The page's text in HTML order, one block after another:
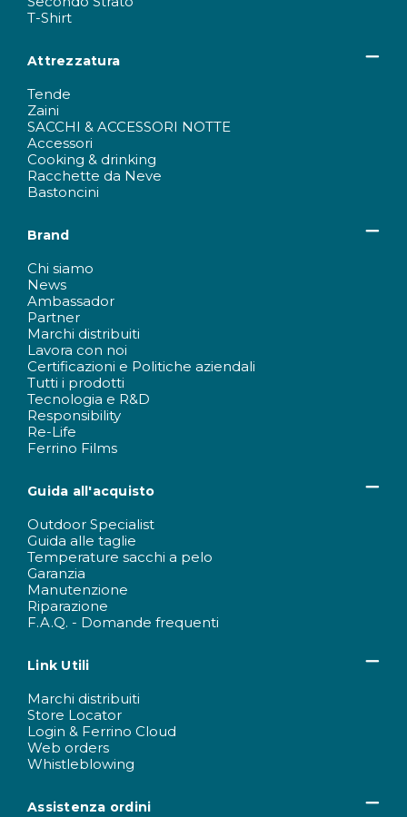
T-Shirt
Attrezzatura
Tende
Zaini
SACCHI & ACCESSORI NOTTE
Accessori
Cooking & drinking
Racchette da Neve
Bastoncini
Brand
Chi siamo
News
Ambassador
Partner
Marchi distribuiti
Lavora con noi
Certificazioni e Politiche aziendali
Tutti i prodotti
Tecnologia e R&D
Responsibility
Re-Life
Ferrino Films
Guida all'acquisto
Outdoor Specialist
Guida alle taglie
Temperature sacchi a pelo
Garanzia
Manutenzione
Riparazione
F.A.Q. - Domande frequenti
Link Utili
Marchi distribuiti
Store Locator
Login & Ferrino Cloud
Web orders
Whistleblowing
Assistenza ordini